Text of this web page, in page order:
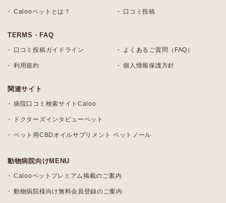
Calooペットとは？ 口コミ投稿
TERMS・FAQ
口コミ投稿ガイドライン よくあるご質問（FAQ）
利用規約 個人情報保護方針
関連サイト
病院口コミ検索サイトCaloo
ドクターズインタビューペット
ペット用CBDオイルサプリメント ペットノール
動物病院向けMENU
Calooペットプレミアム掲載のご案内
動物病院様向け無料会員登録のご案内